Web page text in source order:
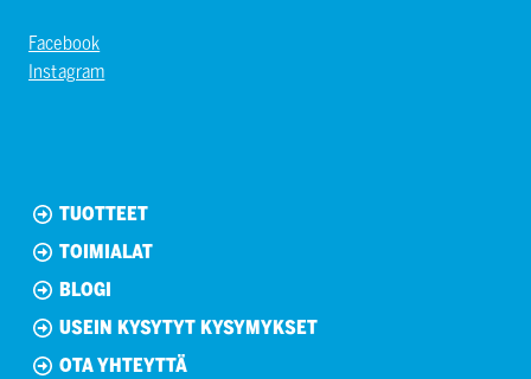
Facebook
Instagram
TUOTTEET
TOIMIALAT
BLOGI
USEIN KYSYTYT KYSYMYKSET
OTA YHTEYTTÄ